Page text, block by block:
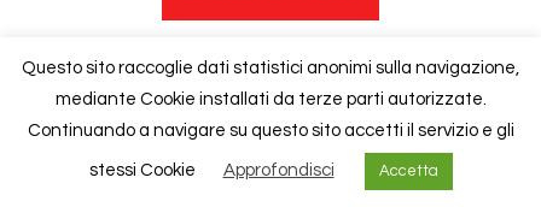
Questo sito raccoglie dati statistici anonimi sulla navigazione,
mediante Cookie installati da terze parti autorizzate.
Continuando a navigare su questo sito accetti il servizio e gli
stessi Cookie Approfondisci Accetta